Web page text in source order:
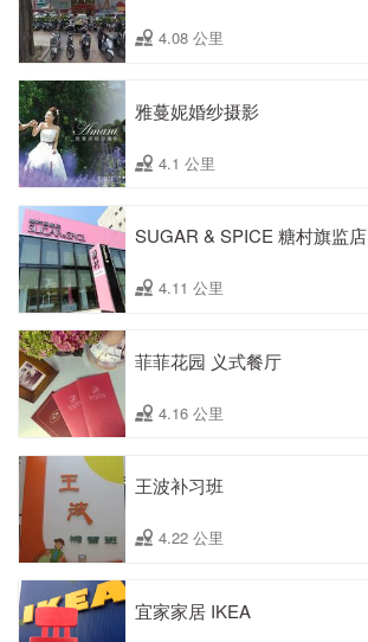
4.08 公里
雅蔓妮婚纱摄影
4.1 公里
SUGAR & SPICE 糖村旗监店
4.11 公里
菲菲花园 义式餐厅
4.16 公里
王波补习班
4.22 公里
宜家家居 IKEA